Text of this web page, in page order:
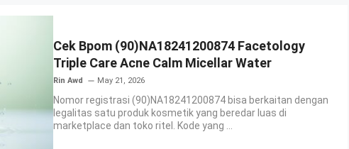
Cek Bpom (90)NA18241200874 Facetology
Triple Care Acne Calm Micellar Water
Rin Awd May 21, 2026
Nomor registrasi (90)NA18241200874 bisa berkaitan dengan
legalitas satu produk kosmetik yang beredar luas di
marketplace dan toko ritel. Kode yang ...